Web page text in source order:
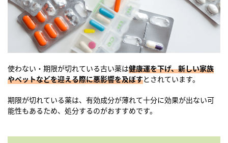
使わない・期限が切れている古い薬は健康運を下げ、新しい家族
やペットなどを迎える際に悪影響を及ぼすとされています。
期限が切れている薬は、有効成分が薄れて十分に効果が出ない可
能性もあるため、処分するのがおすすめです。